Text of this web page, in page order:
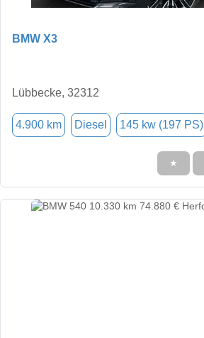
BMW X3
Lübbecke, 32312
4.900 km Diesel 145 kw (197 PS)
★